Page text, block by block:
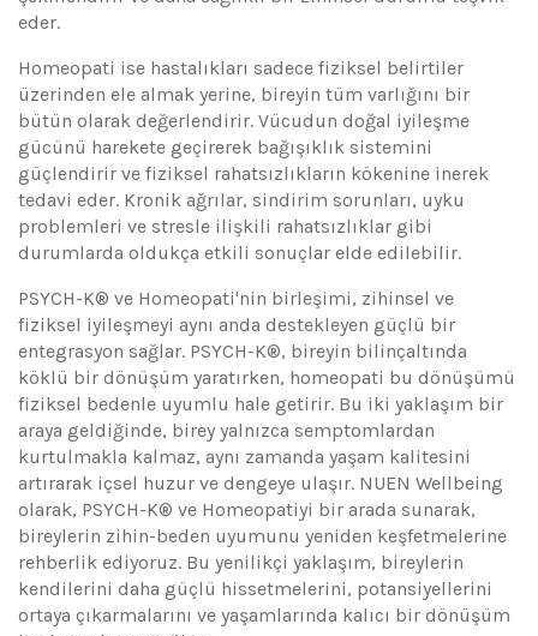
eder.
Homeopati ise hastalıkları sadece fiziksel belirtiler
üzerinden ele almak yerine, bireyin tüm varlığını bir
bütün olarak değerlendirir. Vücudun doğal iyileşme
gücünü harekete geçirerek bağışıklık sistemini
güçlendirir ve fiziksel rahatsızlıkların kökenine inerek
tedavi eder. Kronik ağrılar, sindirim sorunları, uyku
problemleri ve stresle ilişkili rahatsızlıklar gibi
durumlarda oldukça etkili sonuçlar elde edilebilir.
PSYCH-K® ve Homeopati'nin birleşimi, zihinsel ve
fiziksel iyileşmeyi aynı anda destekleyen güçlü bir
entegrasyon sağlar. PSYCH-K®, bireyin bilinçaltında
köklü bir dönüşüm yaratırken, homeopati bu dönüşümü
fiziksel bedenle uyumlu hale getirir. Bu iki yaklaşım bir
araya geldiğinde, birey yalnızca semptomlardan
kurtulmakla kalmaz, aynı zamanda yaşam kalitesini
artırarak içsel huzur ve dengeye ulaşır. NUEN Wellbeing
olarak, PSYCH-K® ve Homeopatiyi bir arada sunarak,
bireylerin zihin-beden uyumunu yeniden keşfetmelerine
rehberlik ediyoruz. Bu yenilikçi yaklaşım, bireylerin
kendilerini daha güçlü hissetmelerini, potansiyellerini
ortaya çıkarmalarını ve yaşamlarında kalıcı bir dönüşüm